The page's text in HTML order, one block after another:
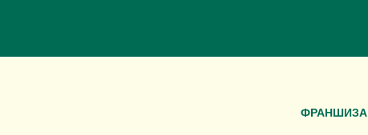
ФРАНШИЗА